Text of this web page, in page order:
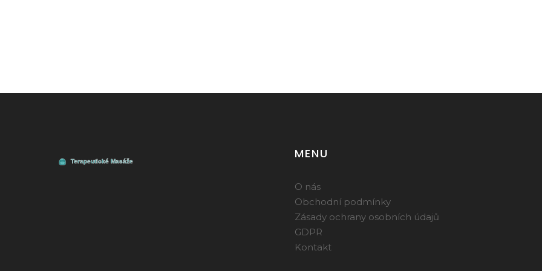
MENU
O nás
Obchodní podmínky
Zásady ochrany osobních údajů
GDPR
Kontakt